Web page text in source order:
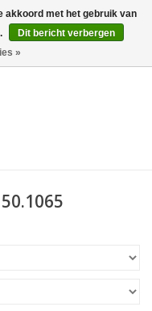
0 Artikelen - €0,00
akkoord met het gebruik van
Dit bericht verbergen
»